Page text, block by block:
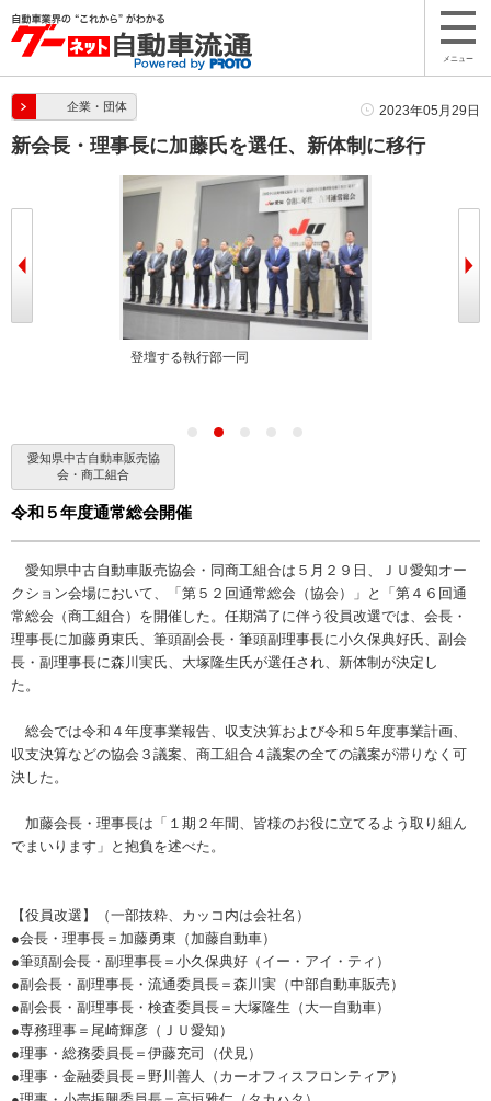
メニュー
企業・団体 2023年05月29日
新会長・理事長に加藤氏を選任、新体制に移行
登壇する執行部一同
愛知県中古自動車販売協
会・商工組合
令和５年度通常総会開催
愛知県中古自動車販売協会・同商工組合は５月２９日、ＪＵ愛知オー
クション会場において、「第５２回通常総会（協会）」と「第４６回通
常総会（商工組合）を開催した。任期満了に伴う役員改選では、会長・
理事長に加藤勇東氏、筆頭副会長・筆頭副理事長に小久保典好氏、副会
長・副理事長に森川実氏、大塚隆生氏が選任され、新体制が決定し
た。
総会では令和４年度事業報告、収支決算および令和５年度事業計画、
収支決算などの協会３議案、商工組合４議案の全ての議案が滞りなく可
決した。
加藤会長・理事長は「１期２年間、皆様のお役に立てるよう取り組ん
でまいります」と抱負を述べた。
【役員改選】（一部抜粋、カッコ内は会社名）
●会長・理事長＝加藤勇東（加藤自動車）
●筆頭副会長・副理事長＝小久保典好（イー・アイ・ティ）
●副会長・副理事長・流通委員長＝森川実（中部自動車販売）
●副会長・副理事長・検査委員長＝大塚隆生（大一自動車）
●専務理事＝尾崎輝彦（ＪＵ愛知）
●理事・総務委員長＝伊藤充司（伏見）
●理事・金融委員長＝野川善人（カーオフィスフロンティア）